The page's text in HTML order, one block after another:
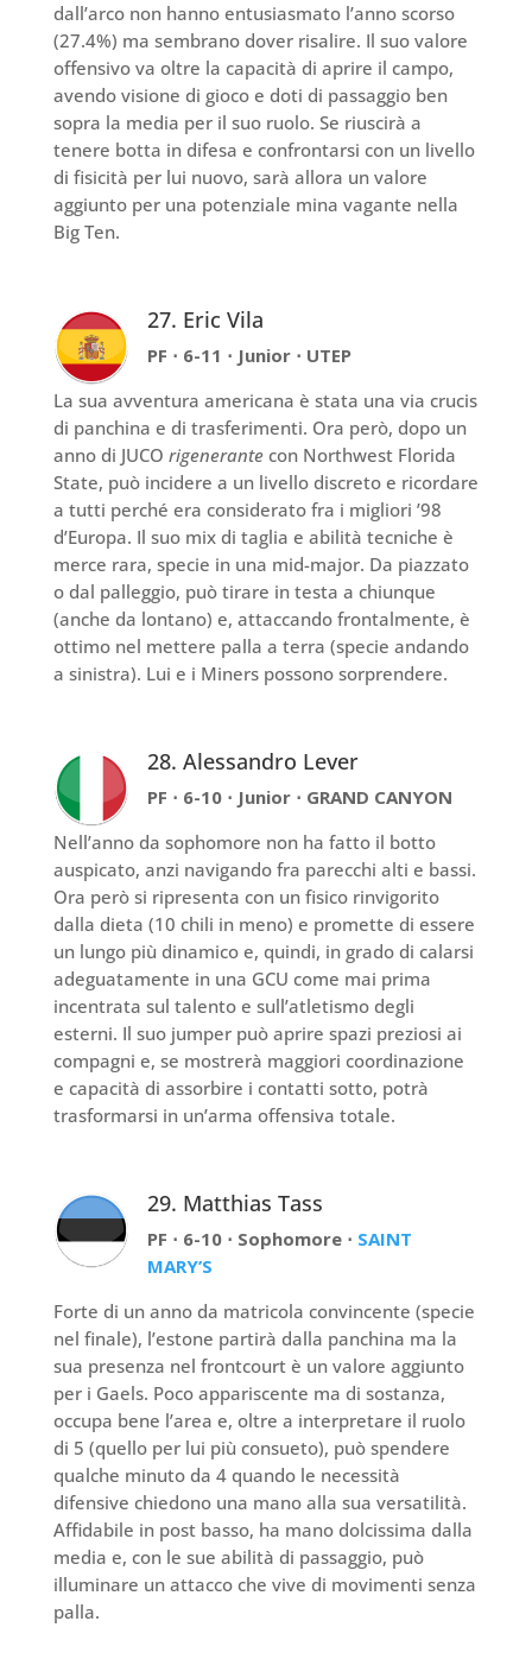
dall’arco non hanno entusiasmato l’anno scorso
(27.4%) ma sembrano dover risalire. Il suo valore
offensivo va oltre la capacità di aprire il campo,
avendo visione di gioco e doti di passaggio ben
sopra la media per il suo ruolo. Se riuscirà a
tenere botta in difesa e confrontarsi con un livello
di fisicità per lui nuovo, sarà allora un valore
aggiunto per una potenziale mina vagante nella
Big Ten.
27. Eric Vila
PF ⋅ 6-11 ⋅ Junior ⋅ UTEP
La sua avventura americana è stata una via crucis
di panchina e di trasferimenti. Ora però, dopo un
anno di JUCO rigenerantecon Northwest Florida
State, può incidere a un livello discreto e ricordare
a tutti perché era considerato fra i migliori ’98
d’Europa. Il suo mix di taglia e abilità tecniche è
merce rara, specie in una mid-major. Da piazzato
o dal palleggio, può tirare in testa a chiunque
(anche da lontano) e, attaccando frontalmente, è
ottimo nel mettere palla a terra (specie andando
a sinistra). Lui e i Miners possono sorprendere.
28. Alessandro Lever
PF ⋅ 6-10 ⋅ Junior ⋅ GRAND CANYON
Nell’anno da sophomore non ha fatto il botto
auspicato, anzi navigando fra parecchi alti e bassi.
Ora però si ripresenta con un fisico rinvigorito
dalla dieta (10 chili in meno) e promette di essere
un lungo più dinamico e, quindi, in grado di calarsi
adeguatamente in una GCU come mai prima
incentrata sul talento e sull’atletismo degli
esterni. Il suo jumper può aprire spazi preziosi ai
compagni e, se mostrerà maggiori coordinazione
e capacità di assorbire i contatti sotto, potrà
trasformarsi in un’arma offensiva totale.
29. Matthias Tass
PF ⋅ 6-10 ⋅ Sophomore ⋅ SAINT
MARY’S
Forte di un anno da matricola convincente (specie
nel finale), l’estone partirà dalla panchina ma la
sua presenza nel frontcourt è un valore aggiunto
per i Gaels. Poco appariscente ma di sostanza,
occupa bene l’area e, oltre a interpretare il ruolo
di 5 (quello per lui più consueto), può spendere
qualche minuto da 4 quando le necessità
difensive chiedono una mano alla sua versatilità.
Affidabile in post basso, ha mano dolcissima dalla
media e, con le sue abilità di passaggio, può
illuminare un attacco che vive di movimenti senza
palla.